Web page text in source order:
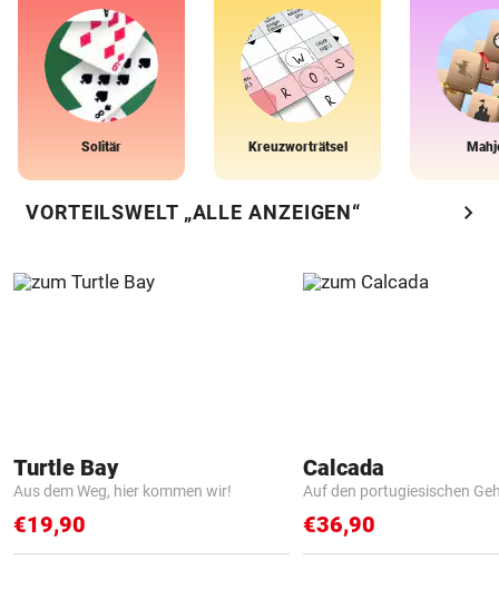
Solitär Kreuzworträtsel
VORTEILSWELT „ALLE ANZEIGEN“ chevron_right
Turtle Bay
Aus dem Weg, hier kommen wir!
€19,90
Calcada
Auf den portugiesischen
€36,90